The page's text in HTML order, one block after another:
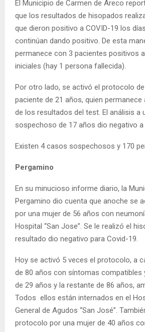
El Municipio de Carmen de Areco
que los resultados de hisopados
que dieron positivo a COVID-19 los
continúan dando positivo. De esta
permanece con 3 pacientes positivos
iniciales (hay 1 persona fallecida).
Por otro lado, se activó el protocolo
paciente de 21 años, quien permanece
de los resultados del test. El análisis a
sospechoso de 17 años dio negativo a
Existen 4 casos sospechosos y 170
Pergamino
En su minucioso informe diario, la
Pergamino dio cuenta que anoche se
por una mujer de 56 años con
Hospital “San Jose”. Se le realizó el
resultado dio negativo para Covid-19.
Hoy se activó 5 veces el protocolo, a
de 80 años con síntomas compatibles
de 29 años y la restante de 86 años,
Todos ellos están internados en el
General de Agudos “San José”.
protocolo por una mujer de 40 años